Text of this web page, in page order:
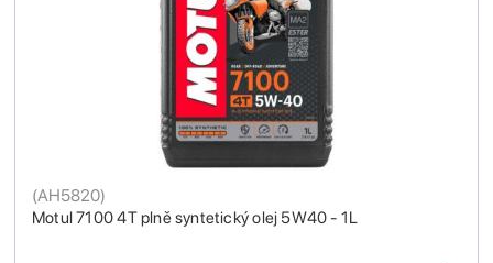
Motul 7100 4T plně syntetický olej 5W40 - 1L
(AH5820)